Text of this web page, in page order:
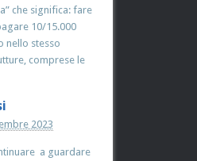
che significa: fare
10/15.000
nello stesso
comprese le
2023
a guardare